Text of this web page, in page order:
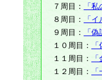
７周目：
「
８周目：
「
９周目：
「
１０周目：
１１周目：
１２周目：